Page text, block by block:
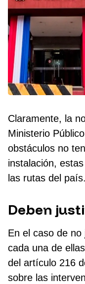
Claramente, la
Ministerio
obstáculos no
instalación,
las rutas del país.
Deben
En el caso de
cada una de
del artículo 216
sobre las